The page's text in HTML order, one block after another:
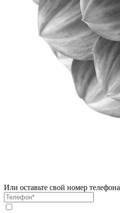
Или оставьте свой номер телефона